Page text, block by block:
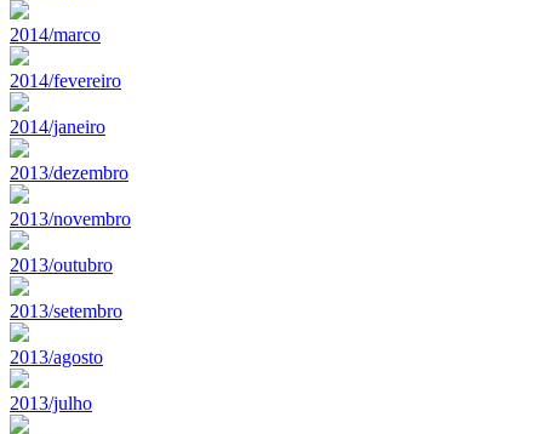
2014/marco
2014/fevereiro
2014/janeiro
2013/dezembro
2013/novembro
2013/outubro
2013/setembro
2013/agosto
2013/julho